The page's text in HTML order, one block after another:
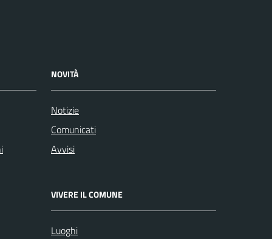
NOVITÀ
Notizie
Comunicati
Avvisi
VIVERE IL COMUNE
Luoghi